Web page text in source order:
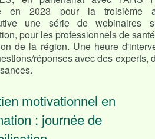
en 2023 pour la troisième
une série de webinaires
pour les professionnels de
de la région. Une heure
réponses avec des
motivationnel en
: journée de